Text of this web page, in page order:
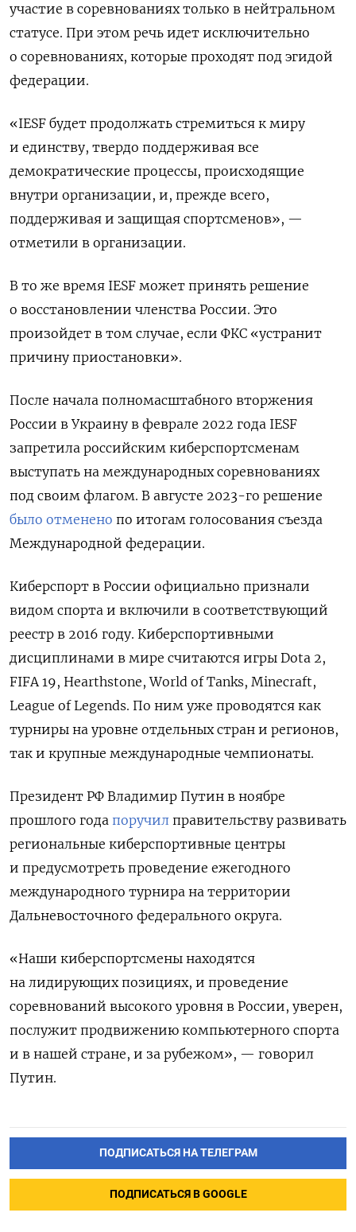
участие в соревнованиях только в нейтральном
статусе. При этом речь идет исключительно
о соревнованиях, которые проходят под эгидой
федерации.
«IESF будет продолжать стремиться к миру
и единству, твердо поддерживая все
демократические процессы, происходящие
внутри организации, и, прежде всего,
поддерживая и защищая спортсменов», —
отметили в организации.
В то же время IESF может принять решение
о восстановлении членства России. Это
произойдет в том случае, если ФКС «устранит
причину приостановки».
После начала полномасштабного вторжения
России в Украину в феврале 2022 года IESF
запретила российским киберспортсменам
выступать на международных соревнованиях
под своим флагом. В августе 2023-го решение
было отменено по итогам голосования съезда
Международной федерации.
Киберспорт в России официально признали
видом спорта и включили в соответствующий
реестр в 2016 году. Киберспортивными
дисциплинами в мире считаются игры Dota 2,
FIFA 19, Hearthstone, World of Tanks, Minecraft,
League of Legends. По ним уже проводятся как
турниры на уровне отдельных стран и регионов,
так и крупные международные чемпионаты.
Президент РФ Владимир Путин в ноябре
прошлого года поручил правительству развивать
региональные киберспортивные центры
и предусмотреть проведение ежегодного
международного турнира на территории
Дальневосточного федерального округа.
«Наши киберспортсмены находятся
на лидирующих позициях, и проведение
соревнований высокого уровня в России, уверен,
послужит продвижению компьютерного спорта
и в нашей стране, и за рубежом», — говорил
Путин.
ПОДПИСАТЬСЯ НА ТЕЛЕГРАМ
ПОДПИСАТЬСЯ В GOOGLE